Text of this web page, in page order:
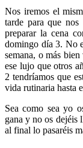
Nos iremos el
tarde para que
preparar la cena
domingo día 3. No
semana, o más
ese lujo que otros
2 tendríamos que
vida rutinaria hasta
Sea como sea yo
gana y no os dejéis
al final lo pasaréis